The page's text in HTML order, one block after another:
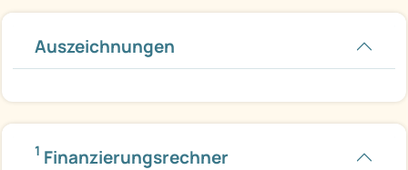
Auszeichnungen
1 Finanzierungsrechner